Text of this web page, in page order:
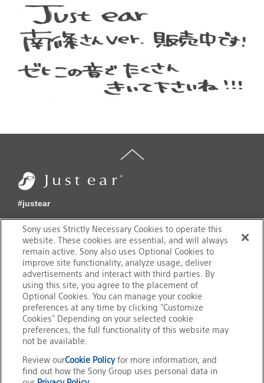
#justear
Tweet
Sony's Professional Audio
Sony uses Strictly Necessary Cookies to operate this
website. These cookies are essential, and will always
remain active. Sony also uses Optional Cookies to
improve site functionality, analyze usage, deliver
advertisements and interact with third parties. By
using this site, you agree to the placement of
Optional Cookies. You can manage your cookie
preferences at any time by clicking "Customize
Cookies" Depending on your selected cookie
preferences, the full functionality of this website may
not be available.
Review ourCookie Policyfor more information, and
find out how the Sony Group uses personal data in